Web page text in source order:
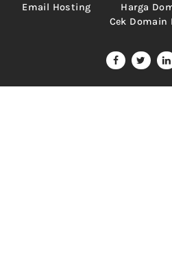
Email Hosting
Harga
Cek Domain